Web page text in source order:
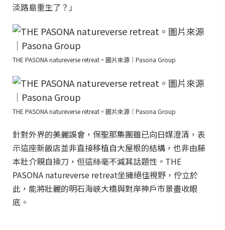
淡路島重生了？」
THE PASONA natureverse retreat。圖片來源｜Pasona Group
THE PASONA natureverse retreat。圖片來源｜Pasona Group
針對外界的美麗誤會，保聖那集團雖已向日媒澄清，表
示這座新飯店並非直接移植自大屋根的結構，也非由藤
本壯介親自操刀，但這絲毫不減其話題性。THE
PASONA natureverse retreat坐擁絕佳視野，佇立於
此，能將壯麗的明石海峽大橋與對岸神戶市景盡收眼
底。